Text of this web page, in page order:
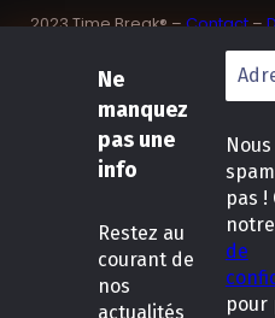
Ne
manquez
pas une
info
Restez au
courant de
nos
actualités
pas !
notre
de
pour
2023 Time Break® –Contact–
Sponsoriser un joueur de
SASU Dedix Communication –
Bandol – Var
générales de location
Follow Us :LinkedInInstagram